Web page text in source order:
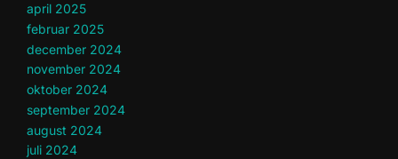
april 2025
februar 2025
december 2024
november 2024
oktober 2024
september 2024
august 2024
juli 2024